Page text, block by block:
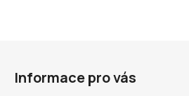
Informace pro vás